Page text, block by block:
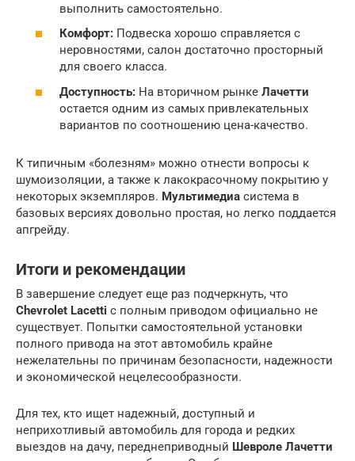
выполнить самостоятельно.
Комфорт: Подвеска хорошо справляется с
неровностями, салон достаточно просторный
для своего класса.
Доступность: На вторичном рынке Лачетти
остается одним из самых привлекательных
вариантов по соотношению цена-качество.
К типичным «болезням» можно отнести вопросы к
шумоизоляции, а также к лакокрасочному покрытию у
некоторых экземпляров. Мультимедиа система в
базовых версиях довольно простая, но легко поддается
апгрейду.
Итоги и рекомендации
В завершение следует еще раз подчеркнуть, что
Chevrolet Lacetti с полным приводом официально не
существует. Попытки самостоятельной установки
полного привода на этот автомобиль крайне
нежелательны по причинам безопасности, надежности
и экономической нецелесообразности.
Для тех, кто ищет надежный, доступный и
неприхотливый автомобиль для города и редких
выездов на дачу, переднеприводный Шевроле Лачетти